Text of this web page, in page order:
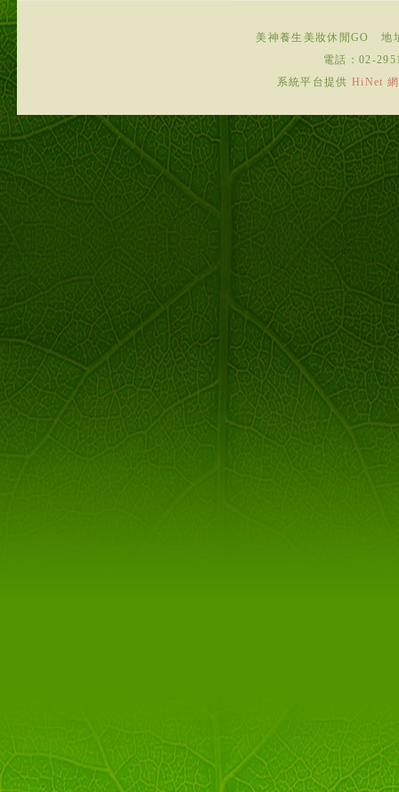
美神養生美妝休閒GO
地
電話： 02-
系統平台提供HiNet